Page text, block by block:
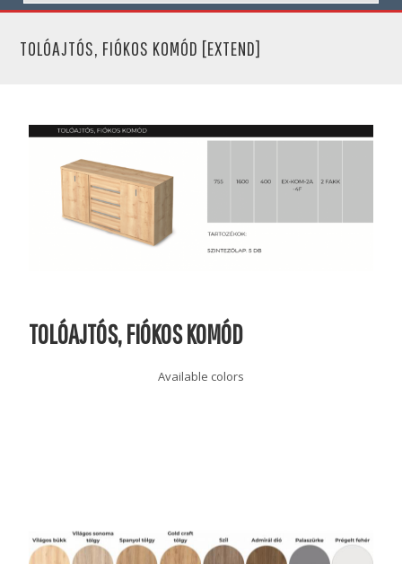
TOLÓAJTÓS, FIÓKOS KOMÓD [EXTEND]
TOLÓAJTÓS, FIÓKOS KOMÓD
Available colors